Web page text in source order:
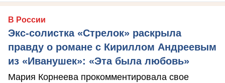
В России
Экс-солистка «Стрелок» раскрыла
правду о романе с Кириллом Андреевым
из «Иванушек»: «Эта была любовь»
Мария Корнеева прокомментировала свое